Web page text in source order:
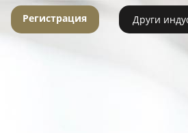
Регистрация Други